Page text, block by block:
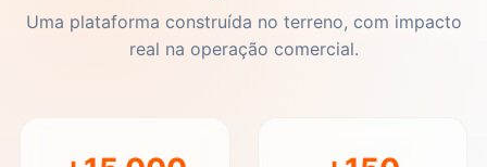
Uma plataforma construída no terreno, com impacto
real na operação comercial.